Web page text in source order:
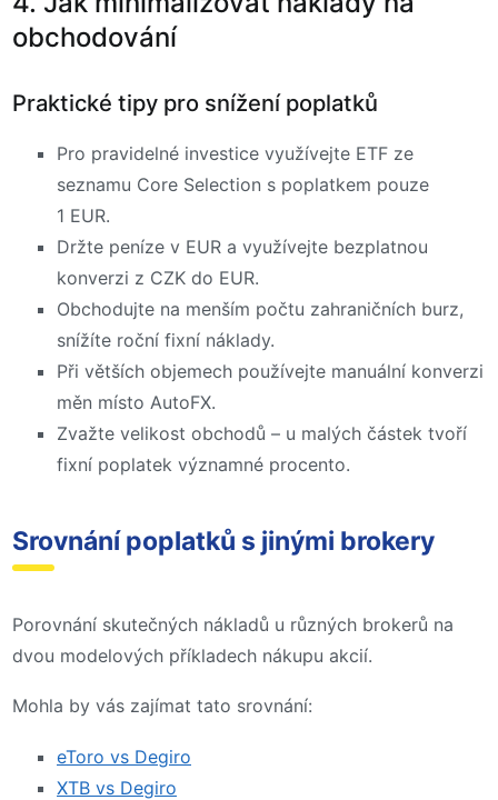
obchodování
Praktické tipy pro snížení poplatků
Pro pravidelné investice využívejte ETF ze
seznamu Core Selection s poplatkem pouze
1 EUR.
Držte peníze v EUR a využívejte bezplatnou
konverzi z CZK do EUR.
Obchodujte na menším počtu zahraničních burz,
snížíte roční fixní náklady.
Při větších objemech používejte manuální konverzi
měn místo AutoFX.
Zvažte velikost obchodů – u malých částek tvoří
fixní poplatek významné procento.
Srovnání poplatků s jinými brokery
Porovnání skutečných nákladů u různých brokerů na
dvou modelových příkladech nákupu akcií.
Mohla by vás zajímat tato srovnání:
eToro vs Degiro
XTB vs Degiro